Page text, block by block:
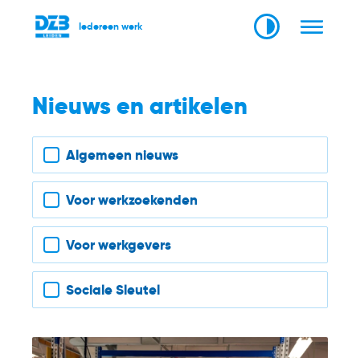
Iedereen werk
Nieuws en artikelen
Filter nieuws
Algemeen nieuws
Voor werkzoekenden
Voor werkgevers
Sociale Sleutel